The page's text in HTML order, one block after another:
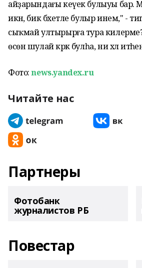
айҙарындағы кеүек булыуы бар.
икән, бик бәхетле булыр инем," -
сыҡмай ултырырға тура
өсөн шулай кәрәк булһа, ни хәл
Фото:news.yandex.ru
Читайте нас
Партнеры
Фотобанк
журналистов РБ
Повестар